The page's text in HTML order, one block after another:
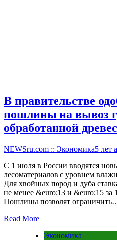
В правительстве
пошлины на вывоз
обработанной
NEWSru.com :: Экономика5 лет
С 1 июля в России вводятся
лесоматериалов с уровнем
Для хвойных пород и дуба
не менее &euro;13 и &euro;15 за
Пошлины позволят
Read More
Экономика